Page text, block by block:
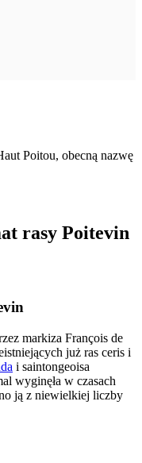
Poitou, obecną nazwę
rasy Poitevin
markiza François de
już ras ceris i
i saintongeoisa
wyginęła w czasach
ją z niewielkiej liczby